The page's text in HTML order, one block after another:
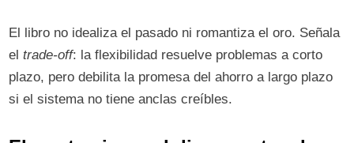
El libro no idealiza el pasado ni romantiza el oro. Señala
eltrade-off: la flexibilidad resuelve problemas a corto
plazo, pero debilita la promesa del ahorro a largo plazo
si el sistema no tiene anclas creíbles.